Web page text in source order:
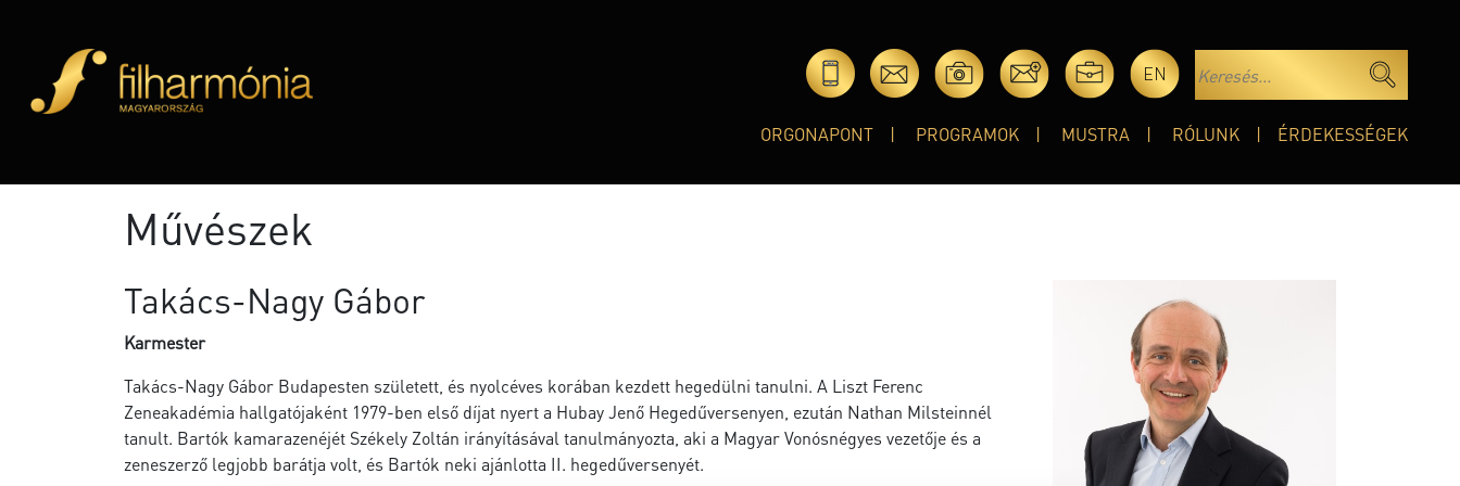
EN
ORGONAPONT PROGRAMOK MUSTRA RÓLUNK ÉRDEKESSÉGEK
Művészek
Takács-Nagy Gábor
Karmester
Takács-Nagy Gábor Budapesten született, és nyolcéves korában kezdett hegedülni tanulni. A Liszt Ferenc
Zeneakadémia hallgatójaként 1979-ben első díjat nyert a Hubay Jenő Hegedűversenyen, ezután Nathan Milsteinnél
tanult. Bartók kamarazenéjét Székely Zoltán irányításával tanulmányozta, aki a Magyar Vonósnégyes vezetője és a
zeneszerző legjobb barátja volt, és Bartók neki ajánlotta II. hegedűversenyét.